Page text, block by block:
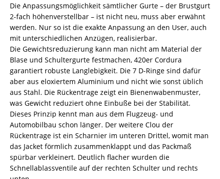
Die Anpassungsmöglichkeit sämtlicher Gurte – der Brustgurt
2-fach höhenverstellbar – ist nicht neu, muss aber erwähnt
werden. Nur so ist die exakte Anpassung an den User, auch
mit unterschiedlichen Anzügen, realisierbar.
Die Gewichtsreduzierung kann man nicht am Material der
Blase und Schultergurte festmachen, 420er Cordura
garantiert robuste Langlebigkeit. Die 7 D-Ringe sind dafür
aber aus eloxiertem Aluminium und nicht wie sonst üblich
aus Stahl. Die Rückentrage zeigt ein Bienenwabenmuster,
was Gewicht reduziert ohne Einbuße bei der Stabilität.
Dieses Prinzip kennt man aus dem Flugzeug- und
Automobilbau schon länger. Der weitere Clou der
Rückentrage ist ein Scharnier im unteren Drittel, womit man
das Jacket förmlich zusammenklappt und das Packmaß
spürbar verkleinert. Deutlich flacher wurden die
Schnellablassventile auf der rechten Schulter und rechts